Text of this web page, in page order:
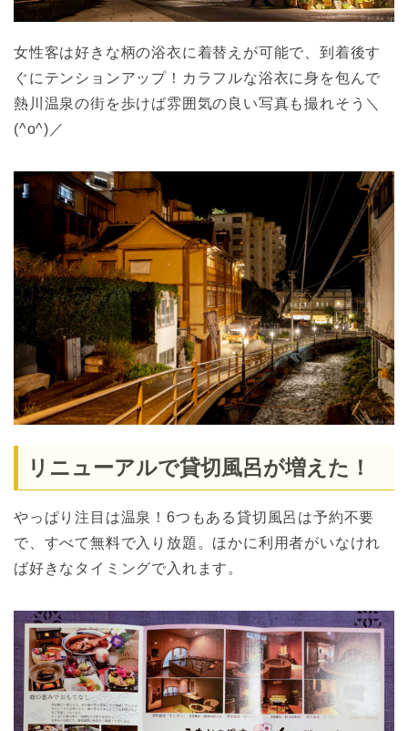
女性客は好きな柄の浴衣に着替えが可能で、到着後す
ぐにテンションアップ！カラフルな浴衣に身を包んで
熱川温泉の街を歩けば雰囲気の良い写真も撮れそう＼
(^o^)／
リニューアルで貸切風呂が増えた！
やっぱり注目は温泉！6つもある貸切風呂は予約不要
で、すべて無料で入り放題。ほかに利用者がいなけれ
ば好きなタイミングで入れます。